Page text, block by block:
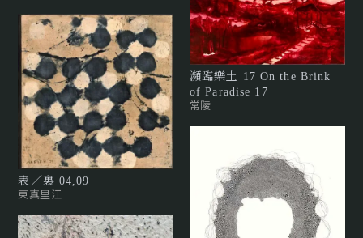
表／裏 04,09
東真里江
瀕臨樂土 17 On the Brink
of Paradise 17
常陵